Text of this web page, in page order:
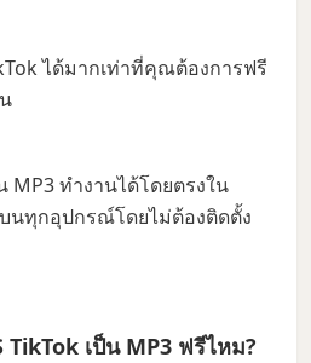
ได้มากเท่าที่คุณต้องการฟรี
MP3 ทำงานได้โดยตรงใน
นทุกอุปกรณ์โดยไม่ต้องติดตั้ง
TikTok เป็น MP3 ฟรีไหม?